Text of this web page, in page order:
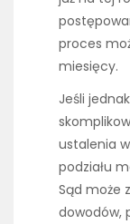
proces
miesięcy.
Jeśli
ustalenia
podziału
Sąd może
dowodów,